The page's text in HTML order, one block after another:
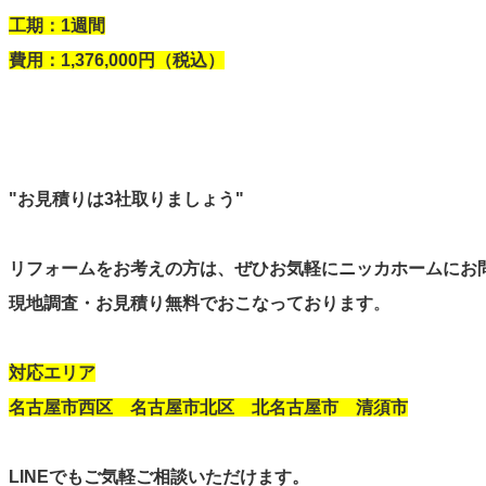
工期：1週間
費用：1,376,000円（税込）
"お見積りは3社取りましょう"
リフォームをお考えの方は、ぜひお気軽にニッカホームにお
現地調査・お見積り無料でおこなっております。
対応エリア
名古屋市西区 名古屋市北区 北名古屋市 清須市
LINEでもご気軽ご相談いただけます。